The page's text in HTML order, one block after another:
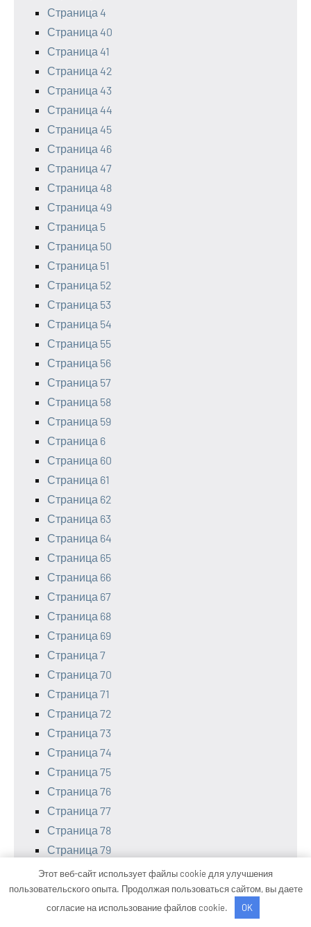
Страница 4
Страница 40
Страница 41
Страница 42
Страница 43
Страница 44
Страница 45
Страница 46
Страница 47
Страница 48
Страница 49
Страница 5
Страница 50
Страница 51
Страница 52
Страница 53
Страница 54
Страница 55
Страница 56
Страница 57
Страница 58
Страница 59
Страница 6
Страница 60
Страница 61
Страница 62
Страница 63
Страница 64
Страница 65
Страница 66
Страница 67
Страница 68
Страница 69
Страница 7
Страница 70
Страница 71
Страница 72
Страница 73
Страница 74
Страница 75
Страница 76
Страница 77
Страница 78
Страница 79
Страница 8
Страница 80
Страница 81
Этот веб-сайт использует файлы cookie для улучшения
пользовательского опыта. Продолжая пользоваться сайтом, вы даете
согласие на использование файлов cookie.
OK